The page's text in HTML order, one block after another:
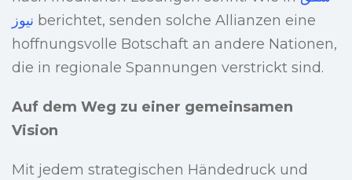
نيوز berichtet, senden solche Allianzen eine
hoffnungsvolle Botschaft an andere Nationen,
die in regionale Spannungen verstrickt sind.
Auf dem Weg zu einer gemeinsamen
Vision
Mit jedem strategischen Händedruck und